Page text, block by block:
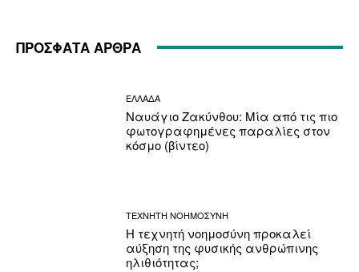
ΠΡΟΣΦΑΤΑ ΑΡΘΡΑ
ΕΛΛΑΔΑ
Ναυάγιο Ζακύνθου: Μία από τις πιο
φωτογραφημένες παραλίες στον
κόσμο (βίντεο)
ΤΕΧΝΗΤΗ ΝΟΗΜΟΣΥΝΗ
Η τεχνητή νοημοσύνη προκαλεί
αύξηση της φυσικής ανθρώπινης
ηλιθιότητας;